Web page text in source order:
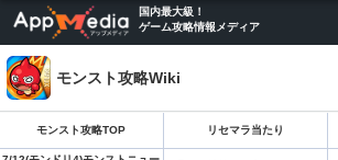
国内最大級！
ゲーム攻略情報メディア
モンスト攻略Wiki
モンスト攻略TOP リセマラ当たり